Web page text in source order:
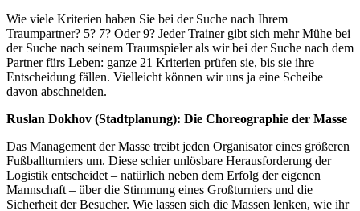
Wie viele Kriterien haben Sie bei der Suche nach Ihrem
Traumpartner? 5? 7? Oder 9? Jeder Trainer gibt sich mehr Mühe bei
der Suche nach seinem Traumspieler als wir bei der Suche nach dem
Partner fürs Leben: ganze 21 Kriterien prüfen sie, bis sie ihre
Entscheidung fällen. Vielleicht können wir uns ja eine Scheibe
davon abschneiden.
Ruslan Dokhov (Stadtplanung): Die Choreographie der Masse
Das Management der Masse treibt jeden Organisator eines größeren
Fußballturniers um. Diese schier unlösbare Herausforderung der
Logistik entscheidet – natürlich neben dem Erfolg der eigenen
Mannschaft – über die Stimmung eines Großturniers und die
Sicherheit der Besucher. Wie lassen sich die Massen lenken, wie ihr